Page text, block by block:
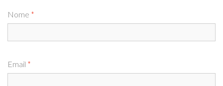
Nome *
Email *